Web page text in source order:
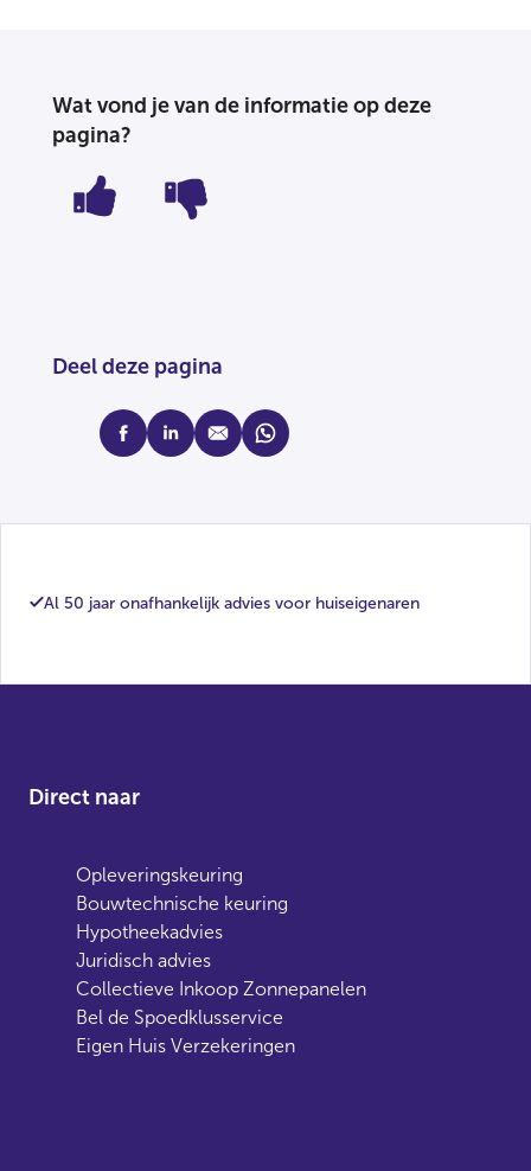
Wat vond je van de informatie op deze
pagina?
Deel deze pagina
facebooklinkedinmail whatsapp
Al 50 jaar onafhankelijk advies voor huiseigenaren
Direct naar
Opleveringskeuring
Bouwtechnische keuring
Hypotheekadvies
Juridisch advies
Collectieve Inkoop Zonnepanelen
Bel de Spoedklusservice
Eigen Huis Verzekeringen